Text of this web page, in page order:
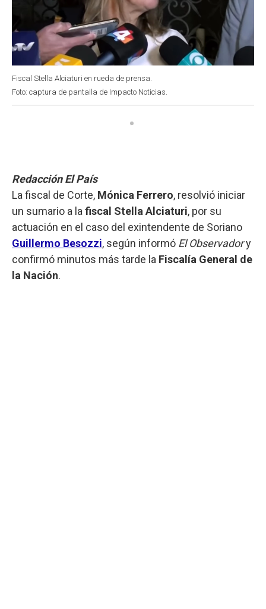
Fiscal Stella Alciaturi en rueda de prensa.
Foto: captura de pantalla de Impacto Noticias.
Redacción El País
La fiscal de Corte, Mónica Ferrero, resolvió iniciar
un sumario a la fiscal Stella Alciaturi, por su
actuación en el caso del exintendente de Soriano
Guillermo Besozzi, según informó El Observadory
confirmó minutos más tarde la Fiscalía General de
la Nación.